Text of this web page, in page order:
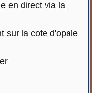
en direct via la
sur la cote d'opale